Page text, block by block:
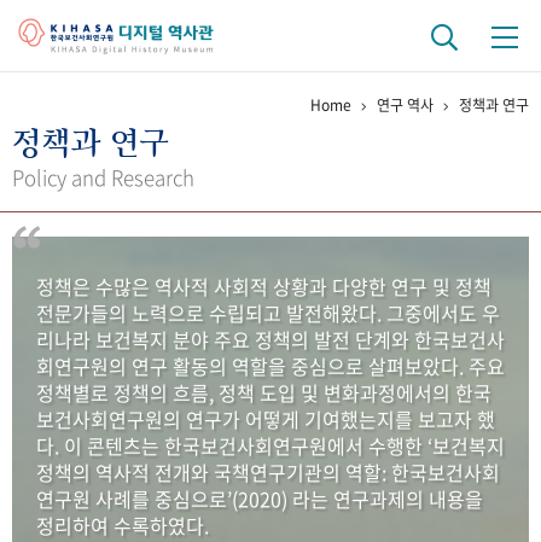
걸어온 길 기관 변천사
연구 역사
정책과 연구 키워드로 보는 연구 역사
연구자들
간행물 변천사
기록물 아카이브
사진 아카이브 문서 기록물 행정박물 영상 기록물
50+1주년 기념
Home 연구 역사 정책과 연구
정책과 연구
Policy and Research
정책은 수많은 역사적 사회적 상황과 다양한 연구 및 정책
전문가들의 노력으로 수립되고 발전해왔다. 그중에서도 우
리나라 보건복지 분야 주요 정책의 발전 단계와 한국보건사
회연구원의 연구 활동의 역할을 중심으로 살펴보았다. 주요
정책별로 정책의 흐름, 정책 도입 및 변화과정에서의 한국
보건사회연구원의 연구가 어떻게 기여했는지를 보고자 했
다. 이 콘텐츠는 한국보건사회연구원에서 수행한 ‘보건복지
정책의 역사적 전개와 국책연구기관의 역할: 한국보건사회
연구원 사례를 중심으로’(2020) 라는 연구과제의 내용을
정리하여 수록하였다.